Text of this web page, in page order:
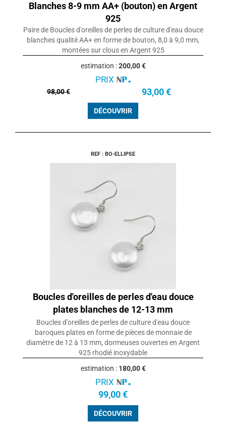
Blanches 8-9 mm AA+ (bouton) en Argent
925
Paire de Boucles d'oreilles de perles de culture d'eau douce
blanches qualité AA+ en forme de bouton, 8,0 à 9,0 mm,
montées sur clous en Argent 925
estimation :200,00 €
PRIX
98,00 € 93,00 €
DÉCOUVRIR
REF : BO-ELLIPSE
Boucles d'oreilles de perles d'eau douce
plates blanches de 12-13 mm
Boucles d'oreilles de perles de culture d'eau douce
baroques plates en forme de pièces de monnaie de
diamètre de 12 à 13 mm, dormeuses ouvertes en Argent
925 rhodié inoxydable
estimation : 180,00 €
PRIX
99,00 €
DÉCOUVRIR